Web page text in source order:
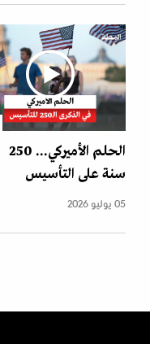
الحلم الأميركي... 250
سنة على التأسيس
05 يوليو 2026